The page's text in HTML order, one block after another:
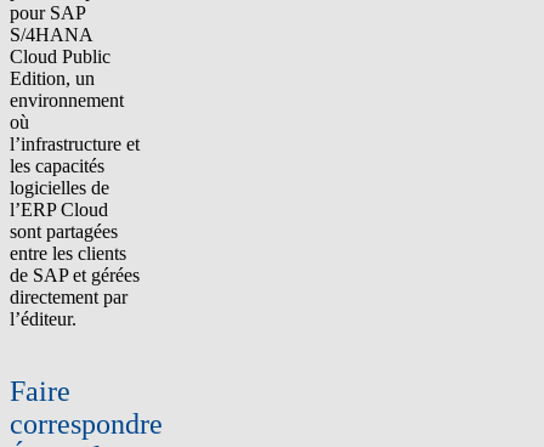
pour SAP
S/4HANA
Cloud Public
Edition, un
environnement
où
l’infrastructure et
les capacités
logicielles de
l’ERP Cloud
sont partagées
entre les clients
de SAP et gérées
directement par
l’éditeur.
Faire
correspondre